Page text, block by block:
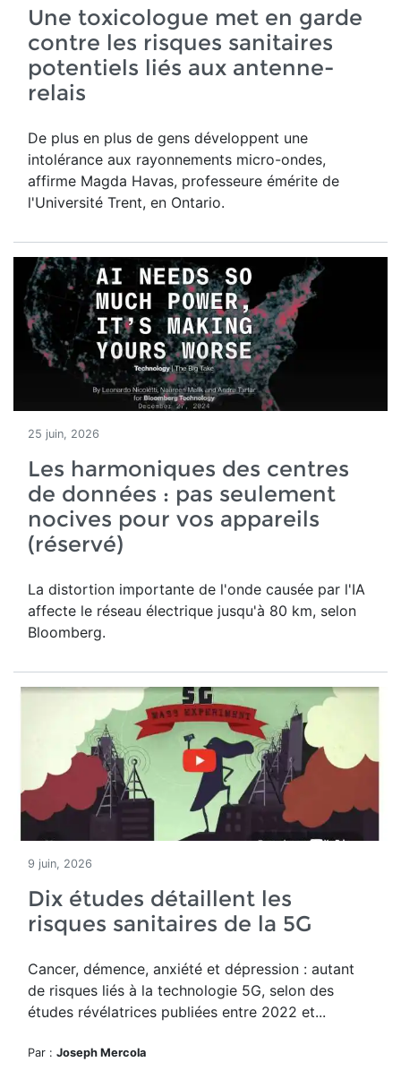
Une toxicologue met en garde
contre les risques sanitaires
potentiels liés aux antenne-
relais
De plus en plus de gens développent une
intolérance aux rayonnements micro-ondes,
affirme Magda Havas, professeure émérite de
l'Université Trent, en Ontario.
25 juin, 2026
Les harmoniques des centres
de données : pas seulement
nocives pour vos appareils
(réservé)
La distortion importante de l'onde causée par l'IA
affecte le réseau électrique jusqu'à 80 km, selon
Bloomberg.
9 juin, 2026
Dix études détaillent les
risques sanitaires de la 5G
Cancer, démence, anxiété et dépression : autant
de risques liés à la technologie 5G, selon des
études révélatrices publiées entre 2022 et...
Par : Joseph Mercola